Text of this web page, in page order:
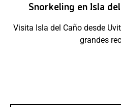
Snorkeling en Isla
Visita Isla del Caño desde
grandes